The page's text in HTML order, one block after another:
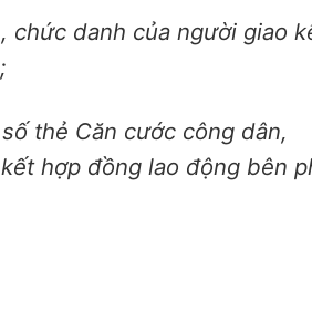
chức danh của người giao
thẻ Căn cước công dân,
hợp đồng lao động bên